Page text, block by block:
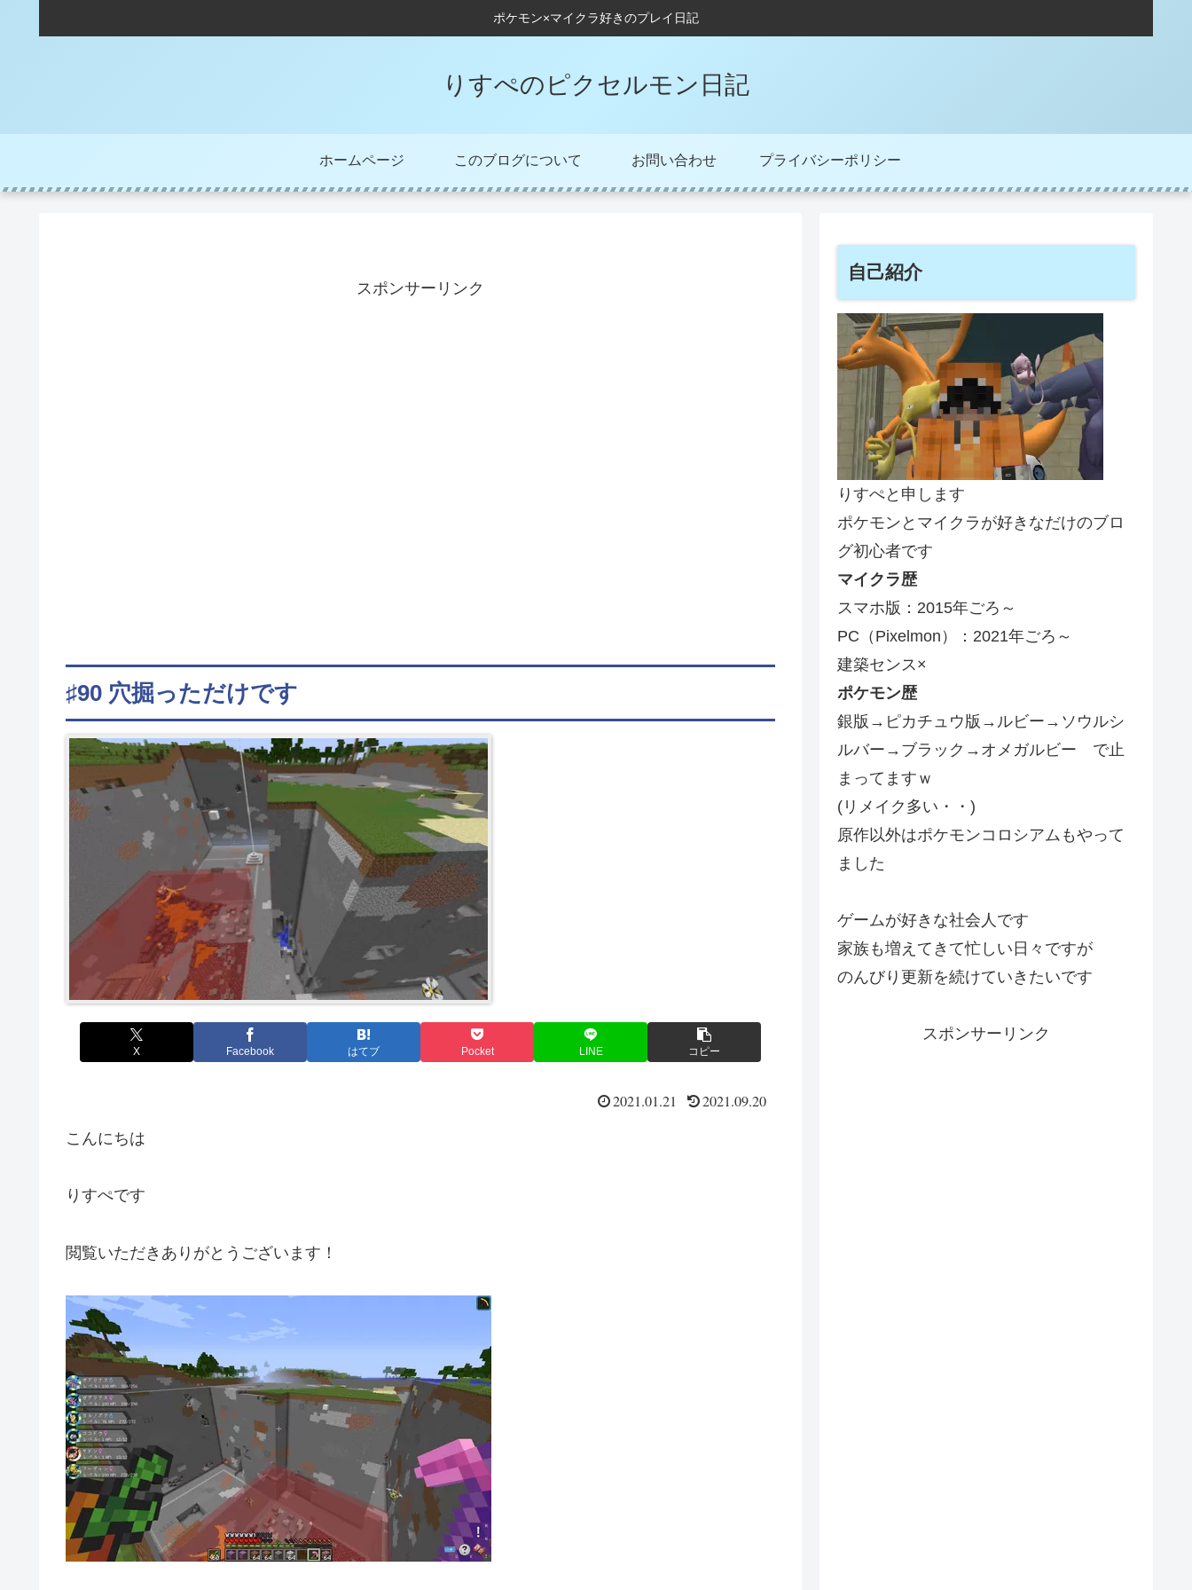
ポケモン×マイクラ好きのプレイ日記
りすぺのピクセルモン日記
ホームページ このブログについて お問い合わせ プライバシーポリシー
スポンサーリンク
♯90 穴掘っただけです
X Facebook はてブ Pocket LINE コピー
2021.01.21 2021.09.20
こんにちは
りすぺです
閲覧いただきありがとうございます！
自己紹介
りすぺと申します
ポケモンとマイクラが好きなだけのブロ
グ初心者です
マイクラ歴
スマホ版：2015年ごろ～
PC（Pixelmon）：2021年ごろ～
建築センス×
ポケモン歴
銀版→ピカチュウ版→ルビー→ソウルシ
ルバー→ブラック→オメガルビー で止
まってますｗ
(リメイク多い・・)
原作以外はポケモンコロシアムもやって
ました
ゲームが好きな社会人です
家族も増えてきて忙しい日々ですが
のんびり更新を続けていきたいです
スポンサーリンク